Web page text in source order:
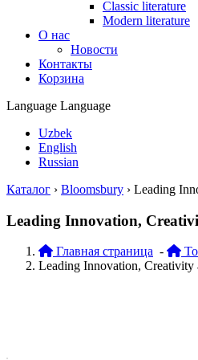
Classic literature
Modern literature
О нас
Новости
Контакты
Корзина
Language Language
Uzbek
English
Russian
Каталог › Bloomsbury › Leading
Leading Innovation,
Главная страница -
Leading Innovation, Creativity